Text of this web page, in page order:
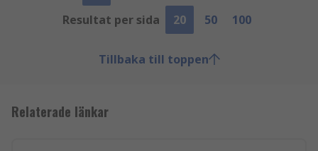
Resultat per sida
20 50 100
Tillbaka till toppen
Relaterade länkar